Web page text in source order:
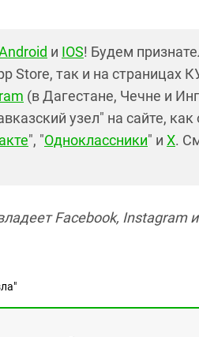
и IOS! Будем
Store, так и на страницах
(в Дагестане, Чечне и
узел" на сайте, как
", "Одноклассники" и X.
Facebook, Instagram